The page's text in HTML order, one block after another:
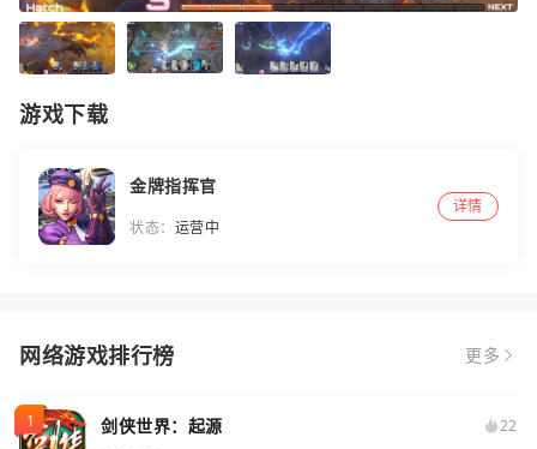
游戏下载
金牌指挥官
状态： 运营中
详情
网络游戏排行榜 更多
剑侠世界：起源
22